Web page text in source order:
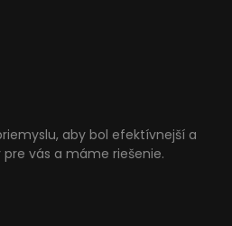
aby bol efektívnejší a
vás a máme riešenie.